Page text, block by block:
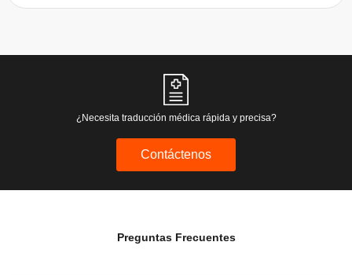
¿Necesita traducción médica rápida y precisa?
Contáctenos
Preguntas Frecuentes